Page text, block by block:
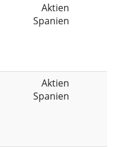
Aktien
Spanien
Aktien
Spanien